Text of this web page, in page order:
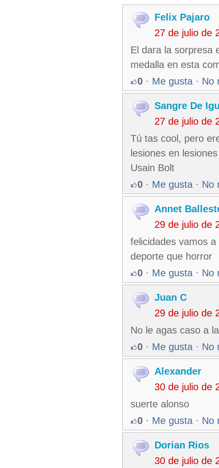
Felix Pajaro
27 de julio de
El dara la sorpresa
medalla en esta
0 · Me gusta · No
Sangre De
27 de julio de
Tú tas cool, pero
lesiones en
Usain Bolt
0 · Me gusta · No
Annet
29 de julio de
felicidades vamos
deporte que horror
0 · Me gusta · No
Juan C
29 de julio de
No le agas caso a
0 · Me gusta · No
Alexander
30 de julio de
suerte alonso
0 · Me gusta · No
Dorian Rios
30 de julio de